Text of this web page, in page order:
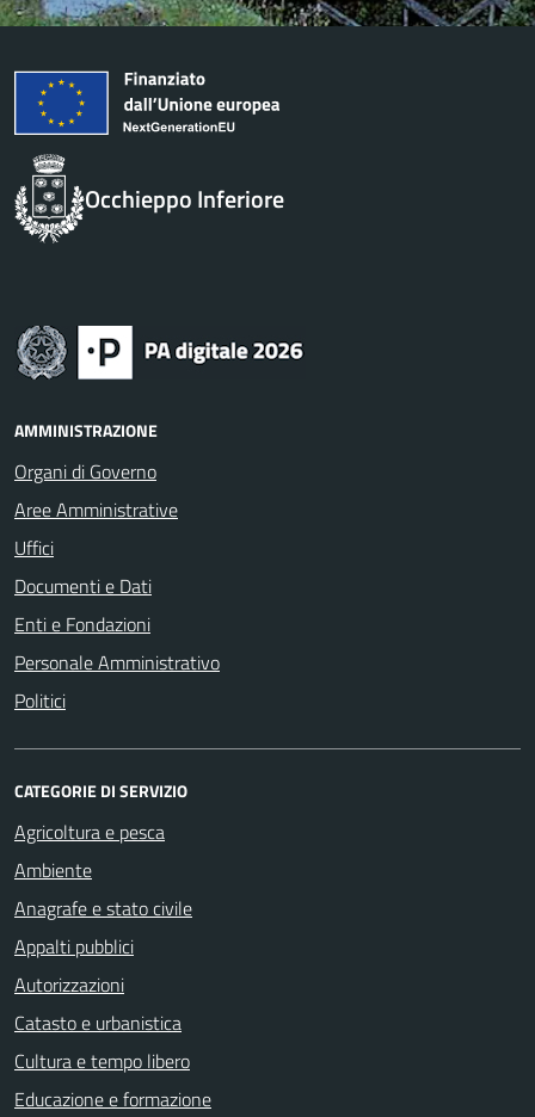
Occhieppo Inferiore
AMMINISTRAZIONE
Organi di Governo
Aree Amministrative
Uffici
Documenti e Dati
Enti e Fondazioni
Personale Amministrativo
Politici
CATEGORIE DI SERVIZIO
Agricoltura e pesca
Ambiente
Anagrafe e stato civile
Appalti pubblici
Autorizzazioni
Catasto e urbanistica
Cultura e tempo libero
Educazione e formazione